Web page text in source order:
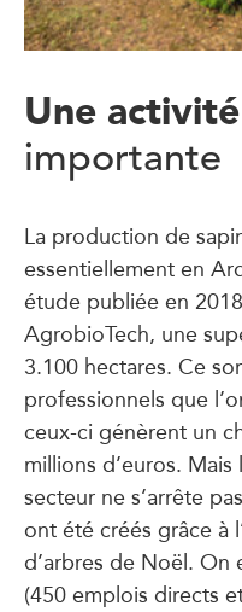
Une
importante
La production de
essentiellement en
étude publiée en
AgrobioTech, une
3.100 hectares. Ce
professionnels que
ceux-ci génèrent un
millions d’euros.
secteur ne s’arrête
ont été créés grâce à
d’arbres de Noël. On
(450 emplois directs